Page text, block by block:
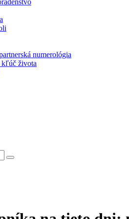
numerológia
kľúč života